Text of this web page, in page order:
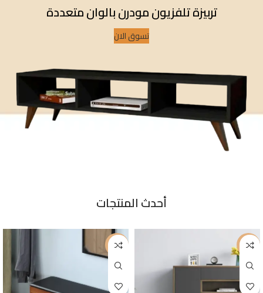
تربيزة تلفزيون مودرن بالوان متعددة
تسوق الان
أحدث المنتجات
-15%
-25%